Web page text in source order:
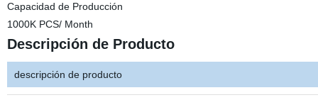
Capacidad de Producción
1000K PCS/ Month
Descripción de Producto
descripción de producto